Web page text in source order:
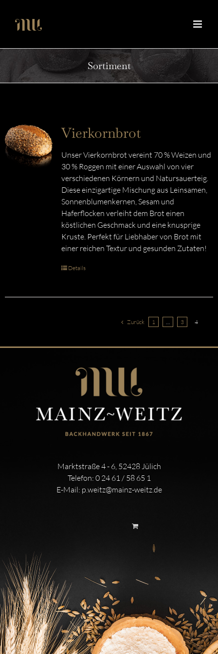
Inhalt
springen
Sortiment
Vierkornbrot
Unser Vierkornbrot vereint 70 % Weizen und
30 % Roggen mit einer Auswahl von vier
verschiedenen Körnern und Natursauerteig.
Diese einzigartige Mischung aus Leinsamen,
Sonnenblumenkernen, Sesam und
Haferflocken verleiht dem Brot einen
köstlichen Geschmack und eine knusprige
Kruste. Perfekt für Liebhaber von Brot mit
einer reichen Textur und gesunden Zutaten!
Details
Zurück 1 … 3 4
Marktstraße 4 - 6, 52428 Jülich
Telefon: 0 24 61 / 58 65 1
E-Mail: p.weitz@mainz-weitz.de